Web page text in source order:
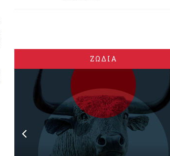
ΖΩΔΙΑ